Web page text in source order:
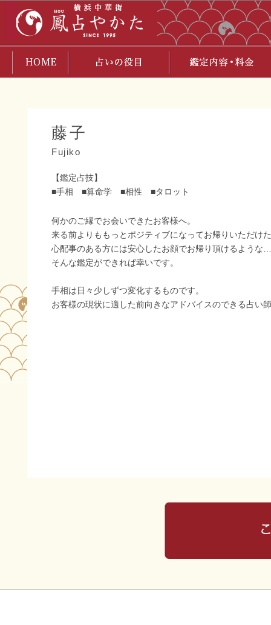
藤子
Fujiko
【鑑定占技】
■手相 ■算命学 ■相性 ■タロット
何かのご縁でお会いできたお客様へ。
来る前よりももっとポジティブになってお帰りいただけ
心配事のある方には安心したお顔でお帰り頂けるような…
そんな鑑定ができれば幸いです。
手相は日々少しずつ変化するものです。
お客様の現状に適した前向きなアドバイスのできる占い